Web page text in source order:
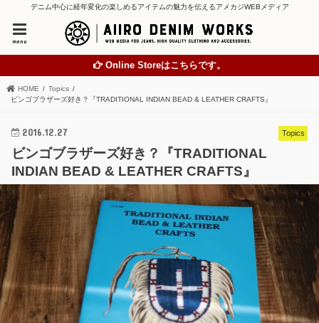
デニム中心に経年変化の楽しめるアイテムの魅力を伝えるアメカジWEBメディア
menu
Online Storeはこちらです。
HOME
Topics
ビンゴブラザーズ好き？『TRADITIONAL INDIAN BEAD & LEATHER CRAFTS』
Topics
2016.12.27
ビンゴブラザーズ好き？『TRADITIONAL
INDIAN BEAD & LEATHER CRAFTS』